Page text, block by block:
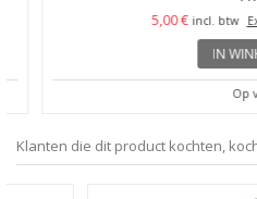
5,00 € incl. btw
IN
Op
Klanten die dit product kochten,